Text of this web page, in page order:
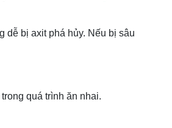
dễ bị axit phá hủy. Nếu bị sâu
quá trình ăn nhai.